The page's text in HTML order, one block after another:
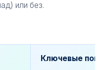
или без.
Ключевые